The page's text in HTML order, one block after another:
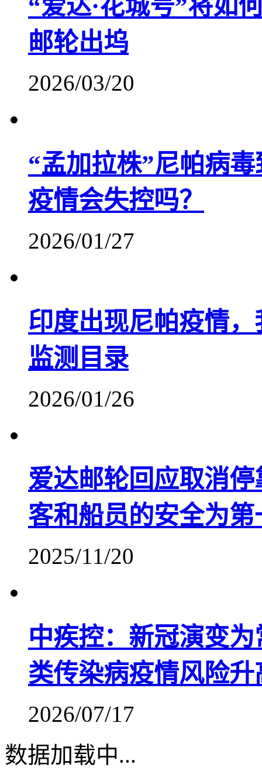
“爱达·花城号”将如
邮轮出坞
2026/03/20
“孟加拉株”尼帕病
疫情会失控吗？
2026/01/27
印度出现尼帕疫情
监测目录
2026/01/26
爱达邮轮回应取消
客和船员的安全为第
2025/11/20
中疾控：新冠演变
类传染病疫情风险升
2026/07/17
数据加载中...